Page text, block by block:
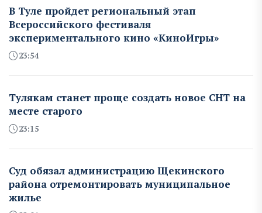
В Туле пройдет региональный этап
Всероссийского фестиваля
экспериментального кино «КиноИгры»
23:54
Тулякам станет проще создать новое СНТ на
месте старого
23:15
Суд обязал администрацию Щекинского
района отремонтировать муниципальное
жилье